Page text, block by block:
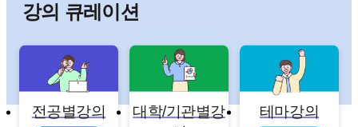
강의 큐레이션
전공별강의
대학/기관별강
테마강의